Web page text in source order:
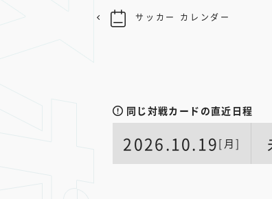
同じ対戦カードの直近日程
2026.10.19[月]
サッカー カレンダー